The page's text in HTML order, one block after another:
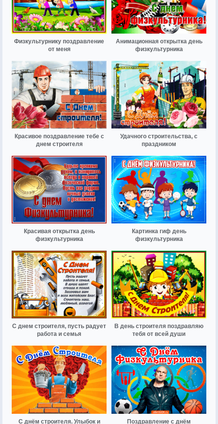
Физкультурнику поздравление
от меня
Анимационная открытка день
физкультурника
Красивое поздравление тебе с
днем строителя
Удачного строительства, с
праздником
Красивая открытка день
физкультурника
Картинка гиф день
физкультурника
С днем строителя, пусть радует
работа и семья
В день строителя поздравляю
тебя от всей души
С днём строителя. Улыбок и Поздравление с днём